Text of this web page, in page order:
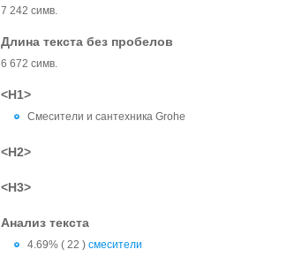
7 242 симв.
Длина текста без пробелов
6 672 симв.
<H1>
Смесители и сантехника Grohe
<H2>
<H3>
Анализ текста
4.69% ( 22 )смесители